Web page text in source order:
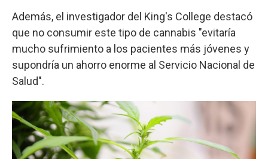
Además, el investigador del King's College destacó
que no consumir este tipo de cannabis "evitaría
mucho sufrimiento a los pacientes más jóvenes y
supondría un ahorro enorme al Servicio Nacional de
Salud".